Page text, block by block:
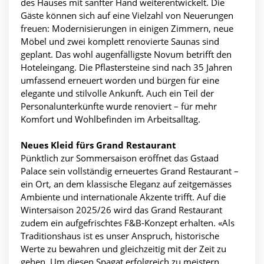
Gäste können sich auf eine Vielzahl von Neuerungen
freuen: Modernisierungen in einigen Zimmern, neue
Möbel und zwei komplett renovierte Saunas sind
geplant. Das wohl augenfälligste Novum betrifft den
Hoteleingang. Die Pflastersteine sind nach 35 Jahren
umfassend erneuert worden und bürgen für eine
elegante und stilvolle Ankunft. Auch ein Teil der
Personalunterkünfte wurde renoviert – für mehr
Komfort und Wohlbefinden im Arbeitsalltag.
Neues Kleid fürs Grand Restaurant
Pünktlich zur Sommersaison eröffnet das Gstaad
Palace sein vollständig erneuertes Grand Restaurant –
ein Ort, an dem klassische Eleganz auf zeitgemässes
Ambiente und internationale Akzente trifft. Auf die
Wintersaison 2025/26 wird das Grand Restaurant
zudem ein aufgefrischtes F&B-Konzept erhalten. «Als
Traditionshaus ist es unser Anspruch, historische
Werte zu bewahren und gleichzeitig mit der Zeit zu
gehen. Um diesen Spagat erfolgreich zu meistern,